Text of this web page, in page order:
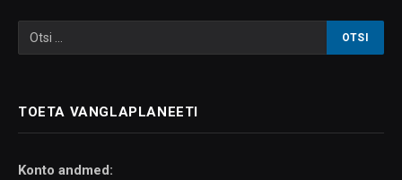
TOETA VANGLAPLANEETI
Konto andmed: